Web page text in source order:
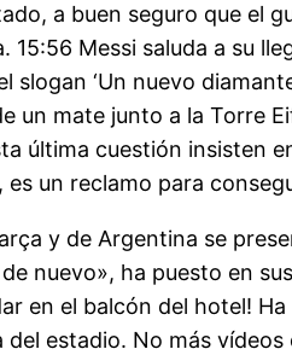
a buen seguro que el
Messi saluda a su
slogan ‘Un nuevo
un mate junto a la Torre
última cuestión insisten
es un reclamo para
y de Argentina se
nuevo», ha puesto en
en el balcón del hotel!
estadio. No más